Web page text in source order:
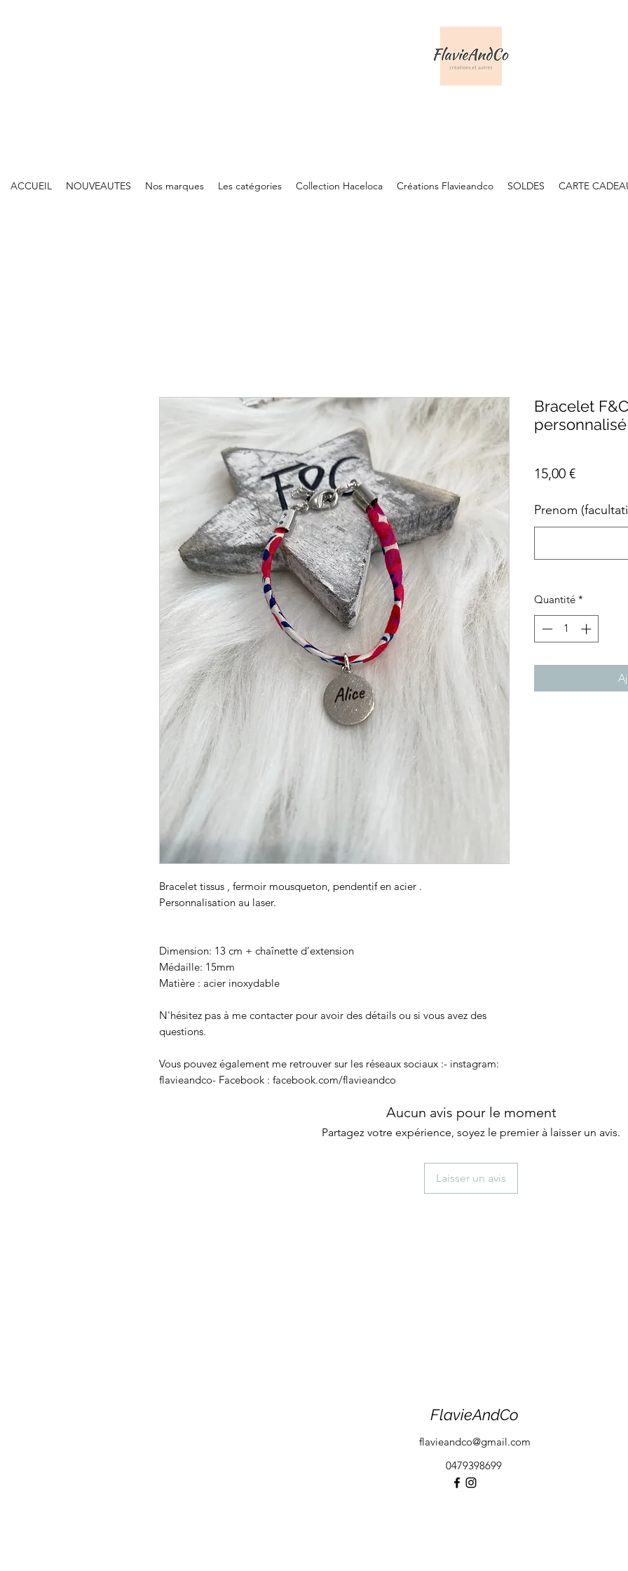
ACCUEIL NOUVEAUTES Nos marques Les catégories Collection Haceloca Créations Flavieandco SOLDES CARTE
Bracelet tissus , fermoir mousqueton, pendentif en acier .
Personnalisation au laser.
Dimension: 13 cm + chaînette d’extension
Médaille: 15mm
Matière : acier inoxydable
N'hésitez pas à me contacter pour avoir des détails ou si vous avez des
questions.
Vous pouvez également me retrouver sur les réseaux sociaux :- instagram:
flavieandco- Facebook : facebook.com/flavieandco
Bracelet
15,00 €Prix
Prenom
Quantité *
Aucun avis pour le moment
Partagez votre expérience, soyez le premier à laisser un avis.
Laisser un avis
FlavieAndCo
flavieandco@gmail.com
0479398699